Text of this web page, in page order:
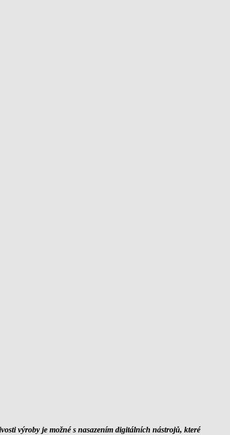
výroby je možné s nasazením digitálních nástrojů, které